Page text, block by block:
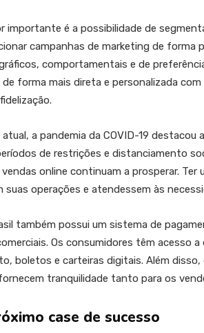
importante é a possibilidade de
campanhas de marketing de forma
comportamentais e de
forma mais direta e personalizada
a pandemia da COVID-19 destacou
de restrições e distanciamento
online continuam a prosperar.
suas operações e atendessem às
também possui um sistema de
Os consumidores têm acesso
boletos e carteiras digitais. Além
tranquilidade tanto para os
case de sucesso